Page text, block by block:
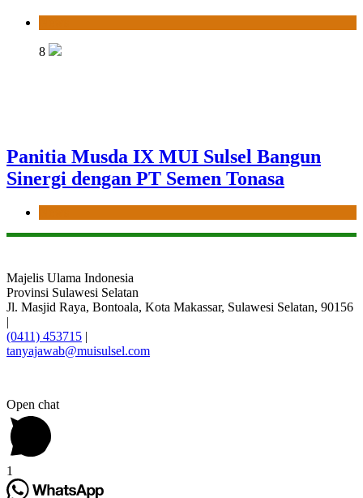
8
Panitia Musda IX MUI Sulsel Bangun
Sinergi dengan PT Semen Tonasa
Majelis Ulama Indonesia
Provinsi Sulawesi Selatan
Jl. Masjid Raya, Bontoala, Kota Makassar, Sulawesi Selatan, 90156
(0411) 453715
tanyajawab@muisulsel.com
Open chat
1